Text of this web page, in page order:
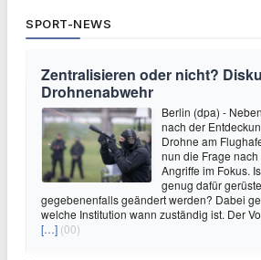
SPORT-NEWS
Zentralisieren oder nicht?
Drohnenabwehr
Berlin (dpa) -
nach der
Drohne am
nun die Frage
Angriffe im Fokus.
genug dafür
gegebenenfalls geändert werden? Dabei
welche Institution wann zuständig ist. Der
[…] (00)